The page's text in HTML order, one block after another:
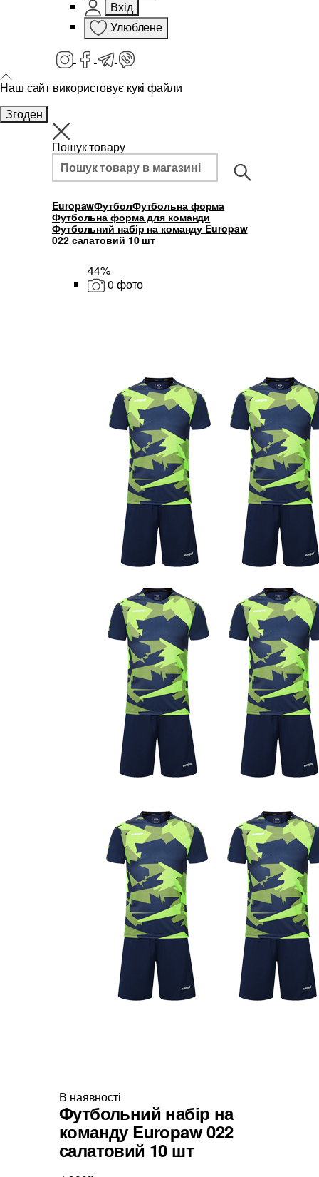
Вхід
Улюблене
Наш сайт використовує кукі файли
Згоден
Пошук товару
EuropawФутболФутбольна форма
Футбольна форма для команди
Футбольний набір на команду Europaw
022 салатовий 10 шт
44%
0 фото
В наявності
Футбольний набір на
команду Europaw 022
салатовий 10 шт